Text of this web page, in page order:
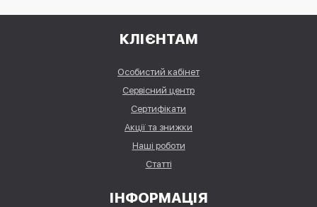
КЛІЄНТАМ
Особистий кабінет
Сервісний центр
Сертифікати
Акції та знижки
Наші роботи
Статті
ІНФОРМАЦІЯ